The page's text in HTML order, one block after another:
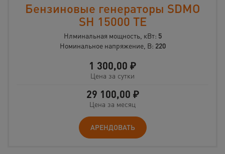
Бензиновые генераторы SDMO
SH 15000 ТЕ
Нлминальная мощность, кВт: 5
Номинальное напряжение, В: 220
1 300,00 ₽
Цена за сутки
29 100,00 ₽
Цена за месяц
АРЕНДОВАТЬ